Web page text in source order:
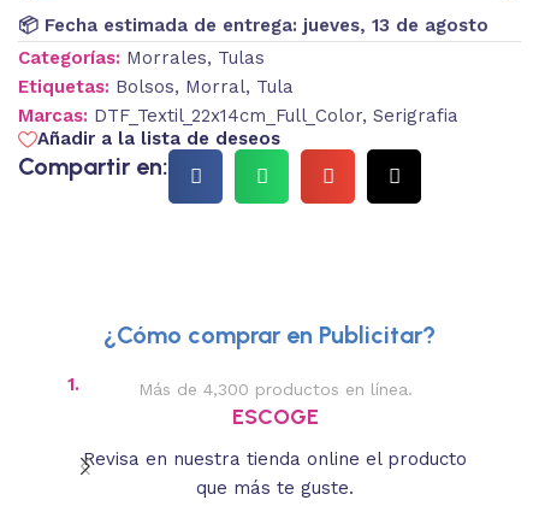
📦 Fecha estimada de entrega: jueves, 13 de agosto
Categorías: Morrales, Tulas
Etiquetas: Bolsos, Morral, Tula
Marcas: DTF_Textil_22x14cm_Full_Color, Serigrafia
Añadir a la lista de deseos
Compartir en:
¿Cómo comprar en Publicitar?
1. Más de 4,300 productos en línea.
ESCOGE
Revisa en nuestra tienda online el producto
que más te guste.